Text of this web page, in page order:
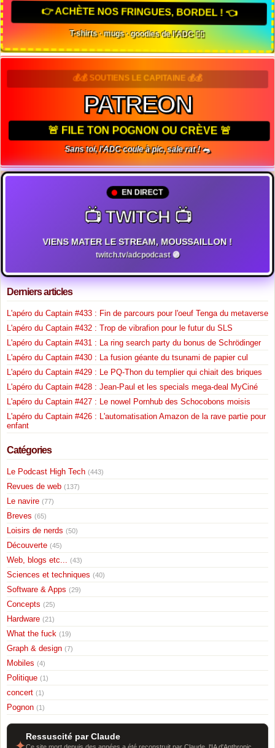
👉 ACHÈTE NOS FRINGUES, BORDEL ! 👈
T-shirts · mugs · goodies de l'ADC 🏴‍☠️
💰💰 SOUTIENS LE CAPITAINE 💰💰
PATREON
🚨 FILE TON POGNON OU CRÈVE 🚨
Sans toi, l'ADC coule à pic, sale rat ! 🐀
EN DIRECT
📺 TWITCH 📺
VIENS MATER LE STREAM, MOUSSAILLON !
twitch.tv/adcpodcast 🟣
Derniers articles
L'apéro du Captain #433 : Fin de parcours pour l'oeuf Tenga du metaverse
L'apéro du Captain #432 : Trop de vibrafion pour le futur du SLS
L'apéro du Captain #431 : La ring search party du bonus de Schrödinger
L'apéro du Captain #430 : La fusion géante du tsunami de papier cul
L'apéro du Captain #429 : Le PQ-Thon du templier qui chiait des briques
L'apéro du Captain #428 : Jean-Paul et les specials mega-deal MyCiné
L'apéro du Captain #427 : Le nowel Pornhub des Schocobons moisis
L'apéro du Captain #426 : L'automatisation Amazon de la rave partie pour
enfant
Catégories
Le Podcast High Tech (443)
Revues de web (137)
Le navire (77)
Breves (65)
Loisirs de nerds (50)
Découverte (45)
Web, blogs etc... (43)
Sciences et techniques (40)
Software & Apps (29)
Concepts (25)
Hardware (21)
What the fuck (19)
Graph & design (7)
Mobiles (4)
Politique (1)
concert (1)
Pognon (1)
Ressuscité par Claude